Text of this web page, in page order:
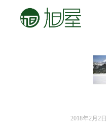
2018年2月2日